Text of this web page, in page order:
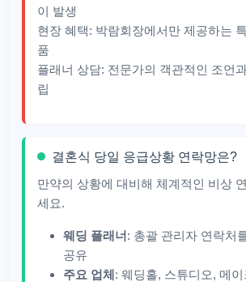
이 발생
현장 혜택: 박람회장에서만 제공하는
품
플래너 상담: 전문가의 객관적인 조언
립
결혼식 당일 응급상황 연락망은?
만약의 상황에 대비해 체계적인 비상
세요.
웨딩 플래너 : 총괄 관리자 연락처
공유
주요 업체 : 웨딩홀, 스튜디오, 메